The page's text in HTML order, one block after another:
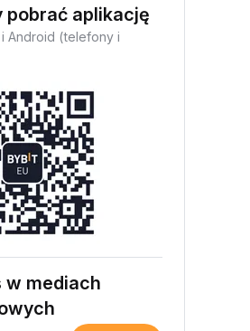
pobrać aplikację
Android (telefony i
w mediach